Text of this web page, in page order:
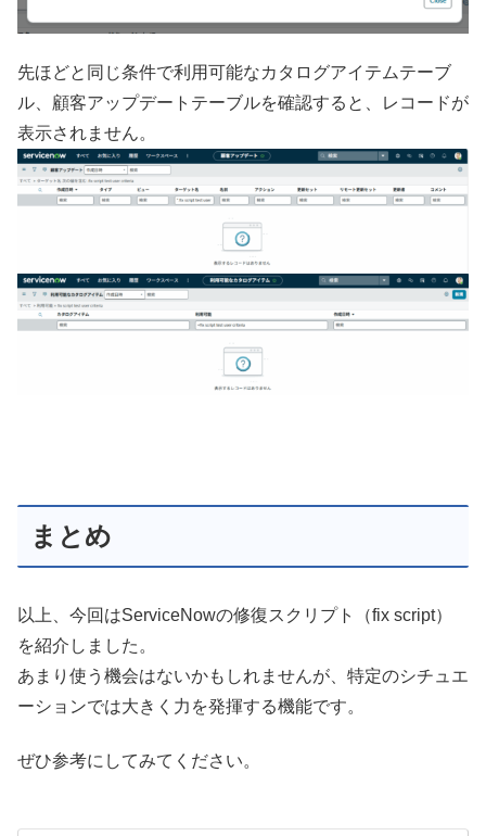
先ほどと同じ条件で利用可能なカタログアイテムテーブ
ル、顧客アップデートテーブルを確認すると、レコードが
表示されません。
まとめ
以上、今回はServiceNowの修復スクリプト（fix script）
を紹介しました。
あまり使う機会はないかもしれませんが、特定のシチュエ
ーションでは大きく力を発揮する機能です。
ぜひ参考にしてみてください。